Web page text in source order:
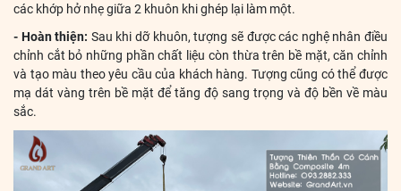
các khớp hở nhẹ giữa 2 khuôn khi ghép lại làm một.
- Hoàn thiện: Sau khi dỡ khuôn, tượng sẽ được các nghệ nhân điều
chỉnh cắt bỏ những phần chất liệu còn thừa trên bề mặt, căn chỉnh
và tạo màu theo yêu cầu của khách hàng. Tượng cũng có thể được
mạ dát vàng trên bề mặt để tăng độ sang trọng và độ bền về màu
sắc.